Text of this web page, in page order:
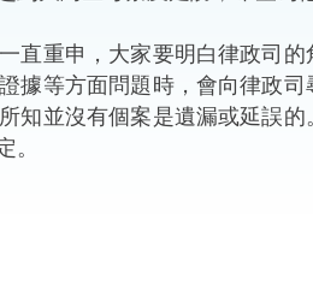
重申，大家要明白律政司的
據等方面問題時，會向律政
知並沒有個案是遺漏或延誤